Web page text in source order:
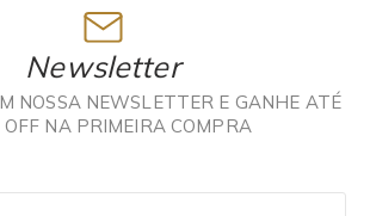
Newsletter
NOSSA NEWSLETTER E GANHE ATÉ
NA PRIMEIRA COMPRA